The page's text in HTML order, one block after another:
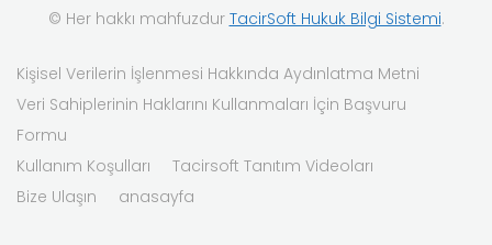
© Her hakkı mahfuzdur TacirSoft Hukuk Bilgi Sistemi.
Kişisel Verilerin İşlenmesi Hakkında Aydınlatma Metni
Veri Sahiplerinin Haklarını Kullanmaları İçin Başvuru
Formu
Kullanım Koşulları
Tacirsoft Tanıtım Videoları
Bize Ulaşın
anasayfa